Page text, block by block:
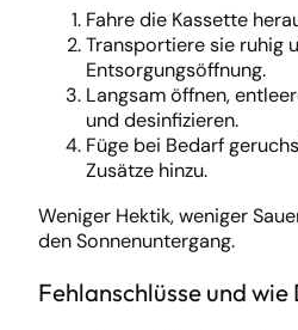
Fahre die Kassette
Transportiere sie ruhig
Entsorgungsöffnung.
Langsam öffnen,
und desinfizieren.
Füge bei Bedarf
Zusätze hinzu.
Weniger Hektik, weniger
den Sonnenuntergang.
Fehlanschlüsse und